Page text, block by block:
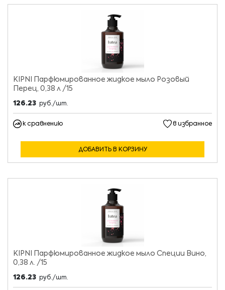
KIPNI Парфюмированное жидкое мыло Розовый
Перец, 0,38 л /15
126.23 руб./шт.
к сравнению в избранное
ДОБАВИТЬ В КОРЗИНУ
KIPNI Парфюмированное жидкое мыло Специи Вино,
0,38 л. /15
126.23 руб./шт.